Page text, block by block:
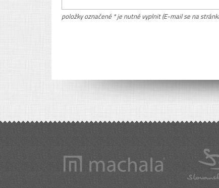
položky označené * je nutné vyplnit (E-mail se na